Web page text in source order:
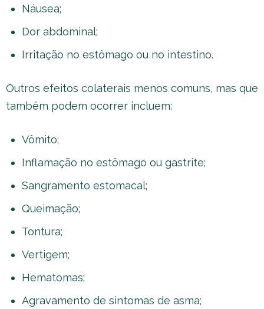
Náusea;
Dor abdominal;
Irritação no estômago ou no intestino.
Outros efeitos colaterais menos comuns, mas que
também podem ocorrer incluem:
Vômito;
Inflamação no estômago ou gastrite;
Sangramento estomacal;
Queimação;
Tontura;
Vertigem;
Hematomas;
Agravamento de sintomas de asma;